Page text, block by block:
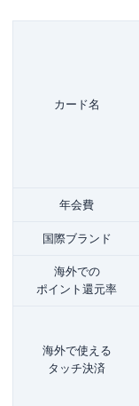
カード名
年会費
国際ブランド
海外での
ポイント還元率
海外で使える
タッチ決済